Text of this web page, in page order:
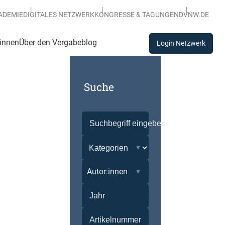
DIGITALES NETZWERKKONGRESSE & TAGUNGENDVNW.DE
Über den Vergabeblog Login Netzwerk
Suche
Autor:innen